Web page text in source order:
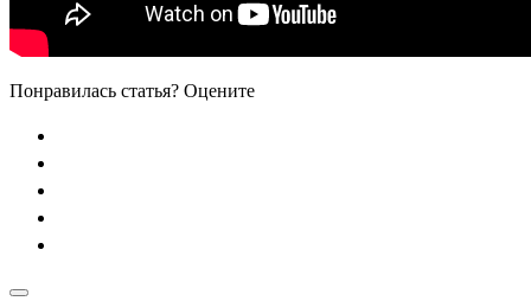
Понравилась статья? Оцените